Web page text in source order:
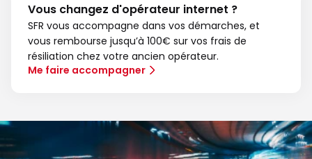
Vous changez d'opérateur internet ?
SFR vous accompagne dans vos démarches, et
vous rembourse jusqu’à 100€ sur vos frais de
résiliation chez votre ancien opérateur.
Me faire accompagner